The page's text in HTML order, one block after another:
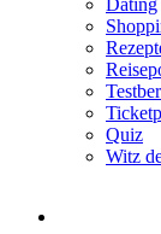
Dating
Quiz
Witz